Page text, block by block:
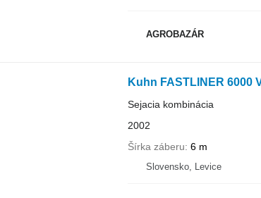
AGROBAZÁR
Kuhn FASTLINER 6000
Sejacia kombinácia
2002
Šírka záberu 6 m
Slovensko, Levice